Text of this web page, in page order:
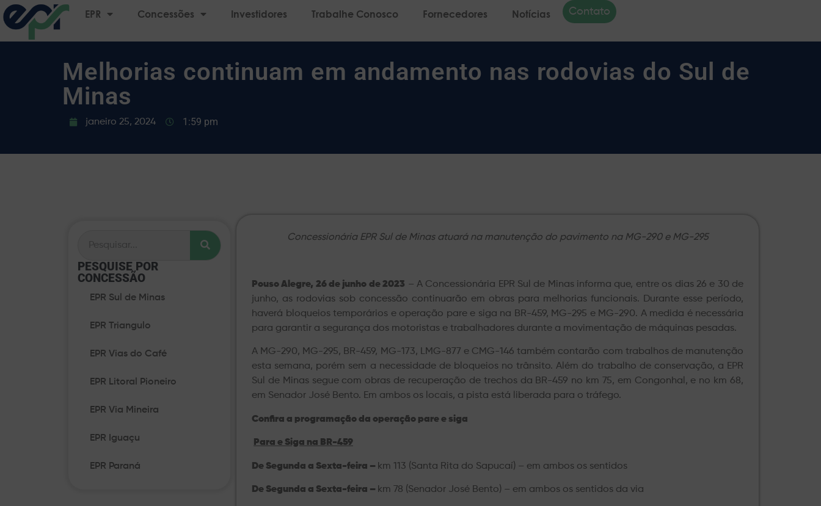
EPR Concessões Investidores Trabalhe Conosco Fornecedores Notícias Contato
Melhorias continuam em andamento nas rodovias do Sul de
Minas
janeiro 25, 2024 1:59 pm
PESQUISE POR
CONCESSÃO​
EPR Sul de Minas
EPR Triangulo
EPR Vias do Café
EPR Litoral Pioneiro
EPR Via Mineira
EPR Iguaçu
EPR Paraná
Concessionária EPR Sul de Minas atuará na manutenção do pavimento na MG-290 e MG-295
Pouso Alegre, 26 de junho de 2023 – A Concessionária EPR Sul de Minas informa que, entre os dias 26 e 30 de
junho, as rodovias sob concessão continuarão em obras para melhorias funcionais. Durante esse período,
haverá bloqueios temporários e operação pare e siga na BR-459, MG-295 e MG-290. A medida é necessária
para garantir a segurança dos motoristas e trabalhadores durante a movimentação de máquinas pesadas.
A MG-290, MG-295, BR-459, MG-173, LMG-877 e CMG-146 também contarão com trabalhos de manutenção
esta semana, porém sem a necessidade de bloqueios no trânsito. Além do trabalho de conservação, a EPR
Sul de Minas segue com obras de recuperação de trechos da BR-459 no km 75, em Congonhal, e no km 68,
em Senador José Bento. Em ambos os locais, a pista está liberada para o tráfego.
Confira a programação da operação pare e siga
Para e Siga na BR-459
De Segunda a Sexta-feira – km 113 (Santa Rita do Sapucaí) – em ambos os sentidos
De Segunda a Sexta-feira – km 78 (Senador José Bento) – em ambos os sentidos da via